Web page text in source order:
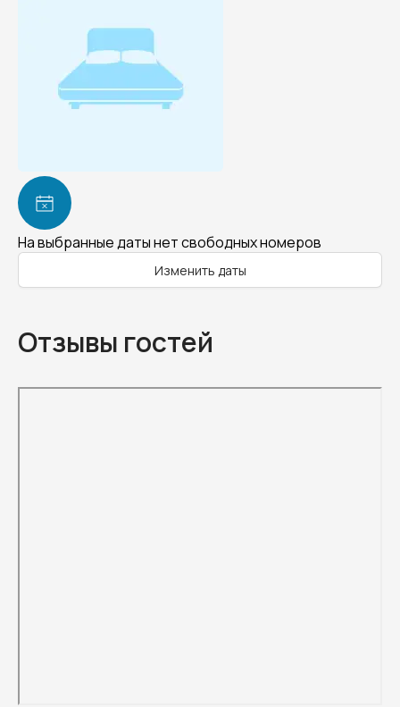
На выбранные даты нет свободных номеров
Изменить даты
Отзывы гостей